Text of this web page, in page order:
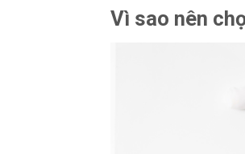
Vì sao nên